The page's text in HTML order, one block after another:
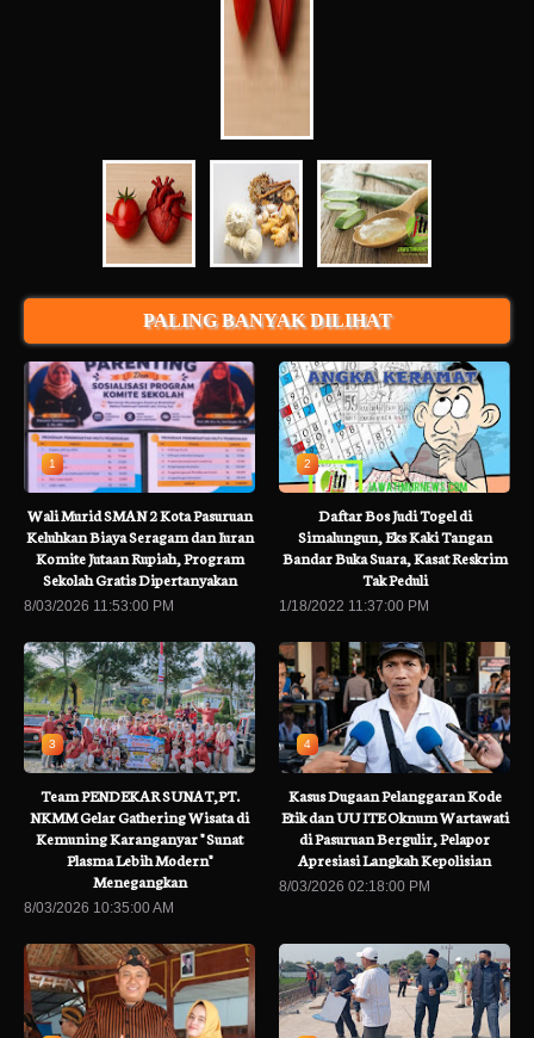
PALING BANYAK DILIHAT
1
Wali Murid SMAN 2 Kota Pasuruan
Keluhkan Biaya Seragam dan Iuran
Komite Jutaan Rupiah, Program
Sekolah Gratis Dipertanyakan
8/03/2026 11:53:00 PM
2
Daftar Bos Judi Togel di
Simalungun, Eks Kaki Tangan
Bandar Buka Suara, Kasat Reskrim
Tak Peduli
1/18/2022 11:37:00 PM
3
Team PENDEKAR SUNAT,PT.
NKMM Gelar Gathering Wisata di
Kemuning Karanganyar " Sunat
Plasma Lebih Modern"
Menegangkan
8/03/2026 10:35:00 AM
4
Kasus Dugaan Pelanggaran Kode
Etik dan UU ITE Oknum Wartawati
di Pasuruan Bergulir, Pelapor
Apresiasi Langkah Kepolisian
8/03/2026 02:18:00 PM